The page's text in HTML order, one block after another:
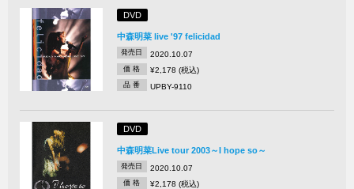
DVD
中森明菜 live '97 felicidad
発売日 2020.10.07
価 格 ¥2,178 (税込)
品 番 UPBY-9110
DVD
中森明菜Live tour 2003～I hope so～
発売日 2020.10.07
価 格 ¥2,178 (税込)